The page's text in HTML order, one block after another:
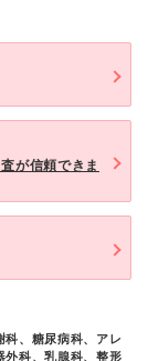
が信頼できま
科、糖尿病科、アレ
外科、乳腺科、整形